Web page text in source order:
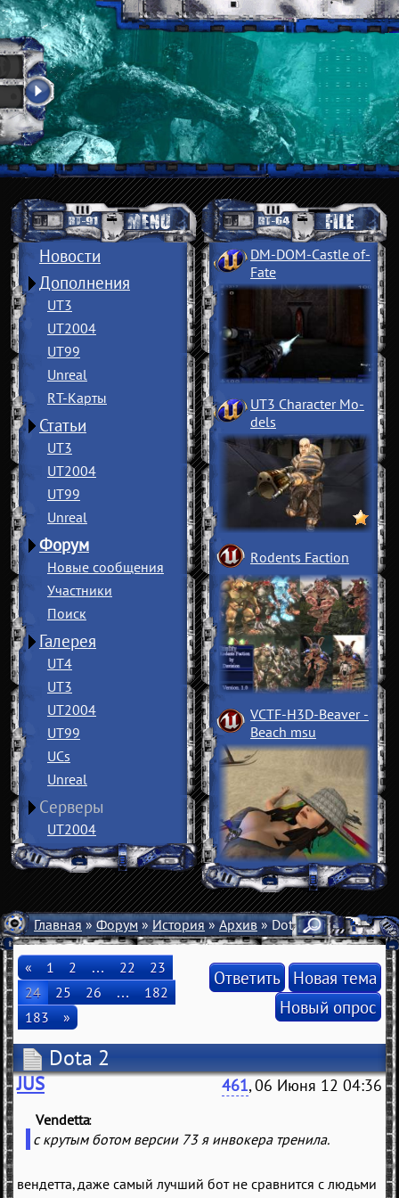
Новости
Дополнения
UT3
UT2004
UT99
Unreal
RT-Карты
Статьи
UT3
UT2004
UT99
Unreal
Форум
Новые сообщения
Участники
Поиск
Галерея
UT4
UT3
UT2004
UT99
UCs
Unreal
Серверы
UT2004
DM-DOM-Castle of­
Fate
UT3 Character Mo­
dels
Rodents Faction
VCTF-H3D-Beaver ­
Beach msu
Главная»Форум»История»Архив» Dota 2
« 1 2 … 22
23
24
25 26 …
182
183
»
Ответить Новая тема
Новый опрос
Dota 2
JUS 461, 06 Июня 12 04:36
Vendetta
с крутым ботом версии 73 я инвокера тренила.
вендетта, даже самый лучший бот не сравнится с людьми